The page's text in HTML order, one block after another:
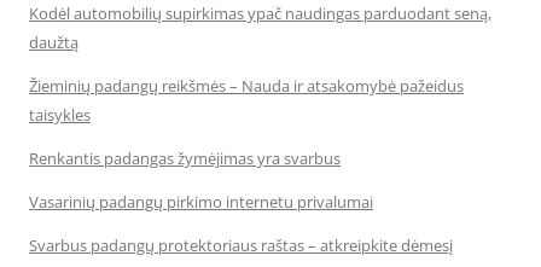
Kodėl automobilių supirkimas ypač naudingas parduodant seną,
daužtą
Žieminių padangų reikšmės – Nauda ir atsakomybė pažeidus
taisykles
Renkantis padangas žymėjimas yra svarbus
Vasarinių padangų pirkimo internetu privalumai
Svarbus padangų protektoriaus raštas – atkreipkite dėmesį